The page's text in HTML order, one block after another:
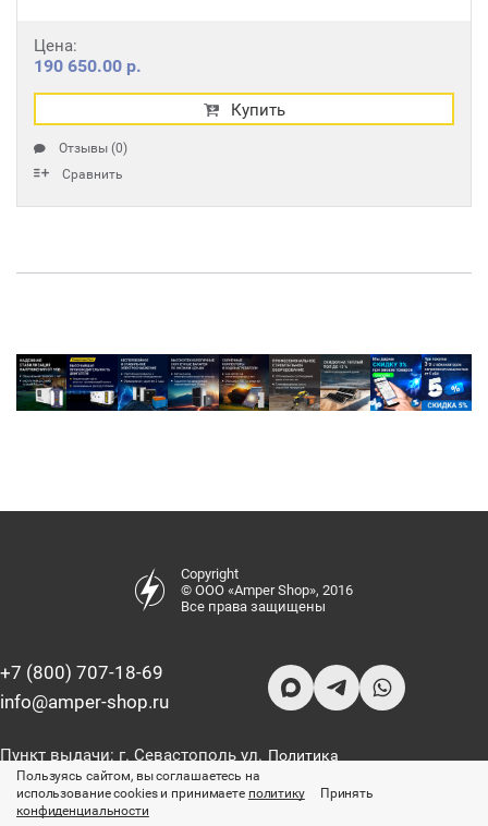
Цена:
190 650.00 р.
Купить
Отзывы (0)
Сравнить
Copyright
© ООО «Amper Shop», 2016
Все права защищены
+7 (800) 707-18-69
info@amper-shop.ru
Пункт выдачи: г. Севастополь ул.
Хрусталева, 74Ж
Политика
Пользуясь сайтом, вы соглашаетесь на
использование cookies и принимаете политику
конфиденциальности
Принять